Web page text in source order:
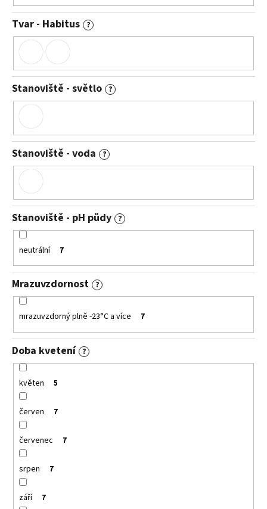
Tvar - Habitus ?
Stanoviště - světlo ?
Stanoviště - voda ?
Stanoviště - pH půdy ?
neutrální 7
Mrazuvzdornost ?
mrazuvzdorný plně -23°C a více 7
Doba kvetení ?
květen 5
červen 7
červenec 7
srpen 7
září 7